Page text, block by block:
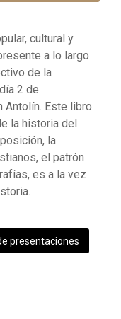
cultural y
a lo largo
de la
2 de
Antolín. Este libro
la historia del
la
el patrón
es a la vez
presentaciones